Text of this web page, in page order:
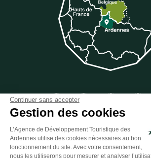
Suivez-nous sur
ESPACE GROUPES ESPACE PRESSE
Continuer sans accepter
Gestion des cookies
L’Agence de Développement Touristique des
Ardennes utilise des cookies nécessaires au bon
fonctionnement du site. Avec votre consentement,
nous les utiliserons pour mesurer et analyser